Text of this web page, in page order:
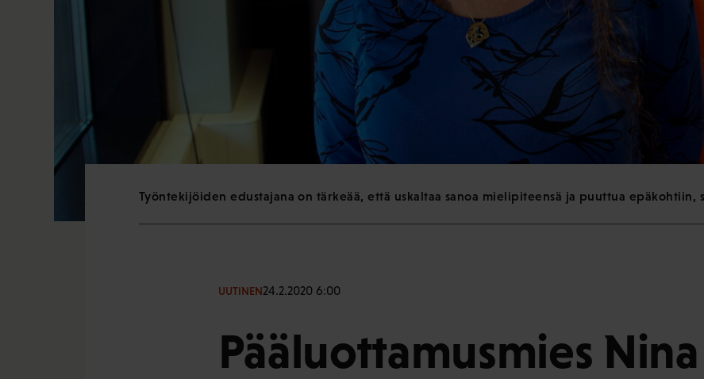
Työntekijöiden edustajana on tärkeää, että uskaltaa sanoa mielipiteensä ja puuttua epäkohtiin,
UUTINEN24.2.2020 6:00
Pääluottamusmies Nina